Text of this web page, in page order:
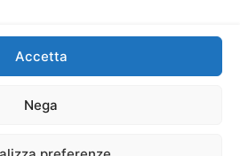
Accetta
Nega
06334930820
Società Cooperativa a r.l. è
Operatori di Comunicazione al